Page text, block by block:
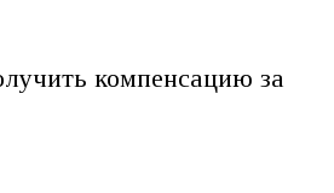
компенсацию за